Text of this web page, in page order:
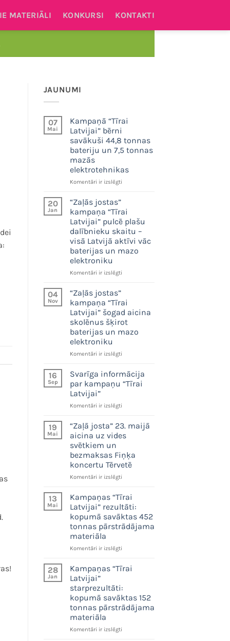
MATERIĀLI KONKURSI KONTAKTI
JAUNUMI
07
Mai
Kampaņā “Tīrai
Latvijai” bērni
savākuši 44,8 tonnas
bateriju un 7,5 tonnas
mazās
elektrotehnikas
Komentāri ir izslēgtiKampaņā
bērni
savākuši
44,8
tonnas
bateriju
un
20
Jan
“Zaļās jostas”
kampaņa “Tīrai
Latvijai” pulcē plašu
dalībnieku skaitu –
visā Latvijā aktīvi vāc
baterijas un mazo
elektroniku
Komentāri ir izslēgti“Zaļās
“Tīrai
Latvijai”
pulcē
plašu
dalībnieku
–
aktīvi
vāc
un
04
Nov
“Zaļās jostas”
kampaņa “Tīrai
Latvijai” šogad aicina
skolēnus šķirot
baterijas un mazo
elektroniku
Komentāri ir izslēgti“Zaļās
kampaņa
“Tīrai
Latvijai”
aicina
šķirot
baterijas
un
elektroniku
16
Sep
Svarīga informācija
par kampaņu “Tīrai
Latvijai”
Komentāri ir izslēgtiSvarīga
par
kampaņu
“Tīrai
19
Mai
“Zaļā josta” 23. maijā
aicina uz vides
svētkiem un
bezmaksas Fiņķa
koncertu Tērvetē
Komentāri ir izslēgti“Zaļā
23.
maijā
aicina
uz
vides
un
koncertu
13
Mai
Kampaņas “Tīrai
Latvijai” rezultāti:
kopumā savāktas 452
tonnas pārstrādājama
materiāla
Komentāri ir izslēgtiKampaņas
Latvijai”
savāktas
452
tonnas
materiāla
28
Jan
Kampaņas “Tīrai
Latvijai”
starprezultāti:
kopumā savāktas 152
tonnas pārstrādājama
materiāla
Komentāri ir izslēgtiKampaņas